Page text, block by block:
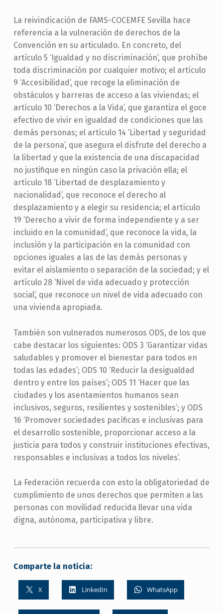
La reivindicación de FAMS-COCEMFE Sevilla hace
referencia a la vulneración de derechos de la
Convención en su articulado. En concreto, del
artículo 5 ‘Igualdad y no discriminación’, que prohíbe
toda discriminación por cualquier motivo; el artículo
9 ‘Accesibilidad’, que recoge la eliminación de
obstáculos y barreras de acceso a las viviendas; el
artículo 10 ‘Derechos a la Vida’, que garantiza el goce
efectivo de vivir en igualdad de condiciones que las
demás personas; el artículo 14 ‘Libertad y seguridad
de la persona’, que asegura el disfrute del derecho a
la libertad y que la existencia de una discapacidad
no justifique en ningún caso la privación ella; el
artículo 18 ‘Libertad de desplazamiento y
nacionalidad’, que reconoce el derecho al
desplazamiento y a elegir su residencia; el artículo
19 ‘Derecho a vivir de forma independiente y a ser
incluido en la comunidad’, que reconoce la vida, la
inclusión y la participación en la comunidad con
opciones iguales a las de las demás personas y
evitar el aislamiento o separación de la sociedad; y el
artículo 28 ‘Nivel de vida adecuado y protección
social’, que reconoce un nivel de vida adecuado con
una vivienda apropiada.
También son vulnerados numerosos ODS, de los que
cabe destacar los siguientes: ODS 3 ‘Garantizar vidas
saludables y promover el bienestar para todos en
todas las edades’; ODS 10 ‘Reducir la desigualdad
dentro y entre los países’; ODS 11 ‘Hacer que las
ciudades y los asentamientos humanos sean
inclusivos, seguros, resilientes y sostenibles’; y ODS
16 ‘Promover sociedades pacíficas e inclusivas para
el desarrollo sostenible, proporcionar acceso a la
justicia para todos y construir instituciones efectivas,
responsables e inclusivas a todos los niveles’.
La Federación recuerda con esto la obligatoriedad de
cumplimiento de unos derechos que permiten a las
personas con movilidad reducida llevar una vida
digna, autónoma, participativa y libre.
Comparte la noticia:
X LinkedIn WhatsApp